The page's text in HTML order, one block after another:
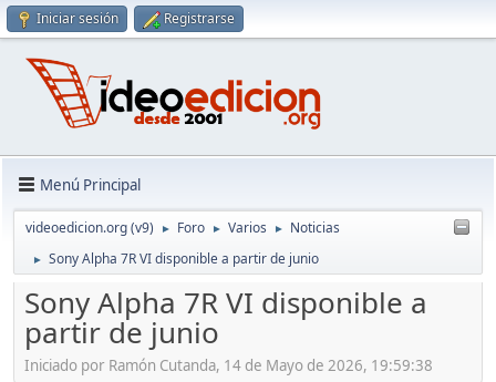
Iniciar sesión Registrarse
Menú Principal
videoedicion.org (v9) ► Foro ► Varios ► Noticias
► Sony Alpha 7R VI disponible a partir de junio
Sony Alpha 7R VI disponible a
partir de junio
Iniciado por Ramón Cutanda, 14 de Mayo de 2026, 19:59:38